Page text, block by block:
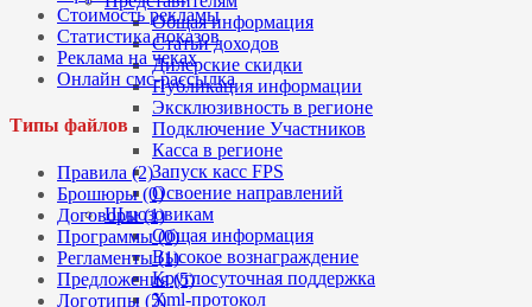
Общая информация
Статьи доходов
Дилерские скидки
Публикация информации
Эксклюзивность в регионе
Подключение Участников
Касса в регионе
Запуск касс FPS
Освоение направлений
Шлюзовикам
Общая информация
Высокое вознаграждение
Круглосуточная поддержка
Xml-протокол
Стоимость рекламы
Статистика показов
Реклама на чеках
Онлайн смс-рассылка
Типы файлов
Правила (2)
Брошюры (0)
Договоры (1)
Программы (0)
Регламенты (1)
Предложения (5)
Логотипы (5)